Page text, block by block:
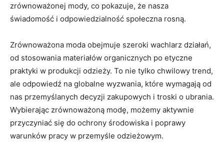
zrównoważonej mody, co pokazuje, że nasza
świadomość i odpowiedzialność społeczna rosną.
Zrównoważona moda obejmuje szeroki wachlarz działań,
od stosowania materiałów organicznych po etyczne
praktyki w produkcji odzieży. To nie tylko chwilowy trend,
ale odpowiedź na globalne wyzwania, które wymagają od
nas przemyślanych decyzji zakupowych i troski o ubrania.
Wybierając zrównoważoną modę, możemy aktywnie
przyczyniać się do ochrony środowiska i poprawy
warunków pracy w przemyśle odzieżowym.